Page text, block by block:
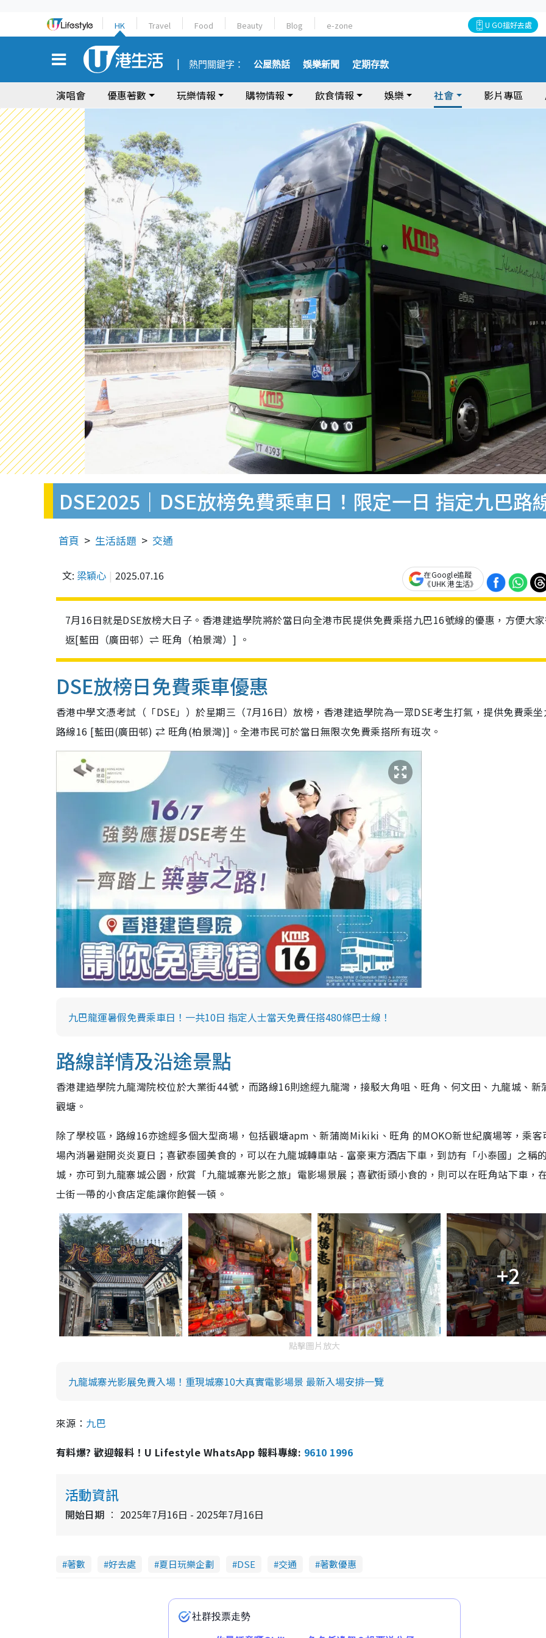
HK Travel Food Beauty Blog e-zone U GO搵好去處
熱門關鍵字： 公屋熱話 娛樂新聞 定期存款
演唱會 優惠著數 玩樂情報 購物情報 飲食情報 娛樂 社會 影片專區
DSE2025｜DSE放榜免費乘車日！限定一日 指定九巴路
首頁 生活話題 交通
文: 梁穎心 2025.07.16
在Google追蹤
《UHK 港生活》
7月16日就是DSE放榜大日子。香港建造學院將於當日向全港市民提供免費乘搭九巴16號線的優惠，方便大
返[藍田（廣田邨）⇌ 旺角（柏景灣）] 。
DSE放榜日免費乘車優惠
香港中學文憑考試（「DSE」）於星期三（7月16日）放榜，香港建造學院為一眾DSE考生打氣，提供免費乘
路線16 [藍田(廣田邨) ⇄ 旺角(柏景灣)]。全港市民可於當日無限次免費乘搭所有班次。
九巴龍運暑假免費乘車日！一共10日 指定人士當天免費任搭480條巴士線！
路線詳情及沿途景點
香港建造學院九龍灣院校位於大業街44號，而路線16則途經九龍灣，接駁大角咀、旺角、何文田、九龍城、新
觀塘。
除了學校區，路線16亦途經多個大型商場，包括觀塘apm、新蒲崗Mikiki、旺角 的MOKO新世紀廣場等，乘客
場內消暑避開炎炎夏日；喜歡泰國美食的，可以在九龍城轉車站 - 富豪東方酒店下車，到訪有「小泰國」之稱
城，亦可到九龍寨城公園，欣賞「九龍城寨光影之旅」電影場景展；喜歡街頭小食的，則可以在旺角站下車，
士街一帶的小食店定能讓你飽餐一頓。
+2
點擊圖片放大
九龍城寨光影展免費入場！重現城寨10大真實電影場景 最新入場安排一覽
來源： 九巴
有料爆? 歡迎報料！U Lifestyle WhatsApp 報料專線: 9610 1996
活動資訊
開始日期 2025年7月16日 - 2025年7月16日
著數 好去處 夏日玩樂企劃 DSE 交通 著數優惠